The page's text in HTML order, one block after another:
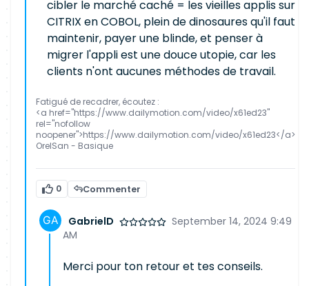
cibler le marché caché = les vieilles applis sur
CITRIX en COBOL, plein de dinosaures qu'il faut
maintenir, payer une blinde, et penser à
migrer l'appli est une douce utopie, car les
clients n'ont aucunes méthodes de travail.
Fatigué de recadrer, écoutez :
<a href="https://www.dailymotion.com/video/x61ed23"
rel="nofollow
noopener">https://www.dailymotion.com/video/x61ed23</a>
OrelSan - Basique
0 Commenter
GabrielD
September 14, 2024 9:49
AM
Merci pour ton retour et tes conseils.